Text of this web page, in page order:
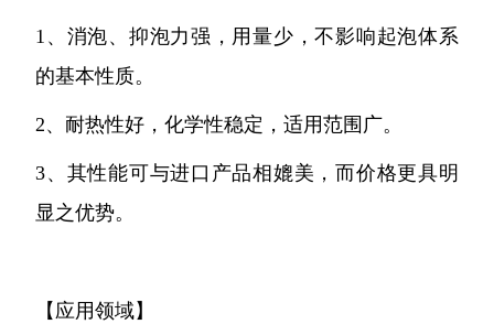
1、消泡、抑泡力强，用量少，不影响起泡体系
的基本性质。
2、耐热性好，化学性稳定，适用范围广。
3、其性能可与进口产品相媲美，而价格更具明
显之优势。
【应用领域】